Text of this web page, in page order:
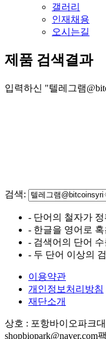
갤러리
인재채용
오시는길
제품 검색결과
입력하신 "텔레그램
검색:
- 단어의 철자가
- 한글을 영어로
- 검색어의 단어
- 두 단어 이상의
이용약관
개인정보처리방침
재단소개
상호 : 포항바이오파크
shopbiopark@naver.com